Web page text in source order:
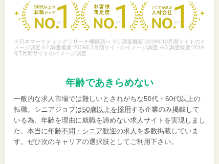
※日本マーケティングリサーチ機構調べ ※1 調査概要:2019年10月期サイトのイ
メージ調査※2 調査概要:2019年7月期サイトのイメージ調査 ※3 調査概要:2019
年7月期サイトのイメージ調査
年齢であきらめない
一般的な求人市場では難しいとされがちな50代・60代以上の
転職。シニアジョブは50歳以上を採用する企業のみ掲載して
いる為、年齢を理由に就職を諦めない求人サイトを実現しまし
た。本当に年齢不問・シニア歓迎の求人 を多数掲載していま
す。ぜひ次のキャリアの選択肢としてご利用下さい。